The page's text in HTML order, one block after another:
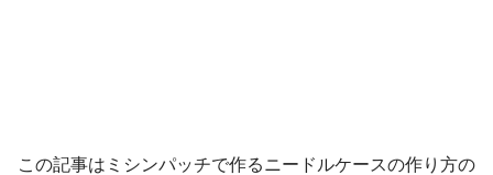
この記事はミシンパッチで作るニードルケースの作り方の